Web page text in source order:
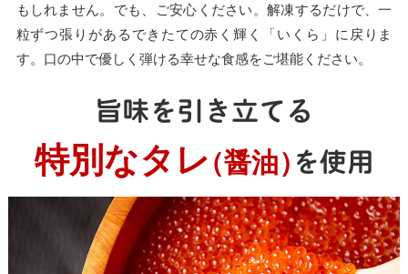
もしれません。でも、ご安心ください。解凍するだけで、一
粒ずつ張りがあるできたての赤く輝く「いくら」に戻りま
す。口の中で優しく弾ける幸せな食感をご堪能ください。
旨味を引き立てる
特別なタレ（醤油）を使用